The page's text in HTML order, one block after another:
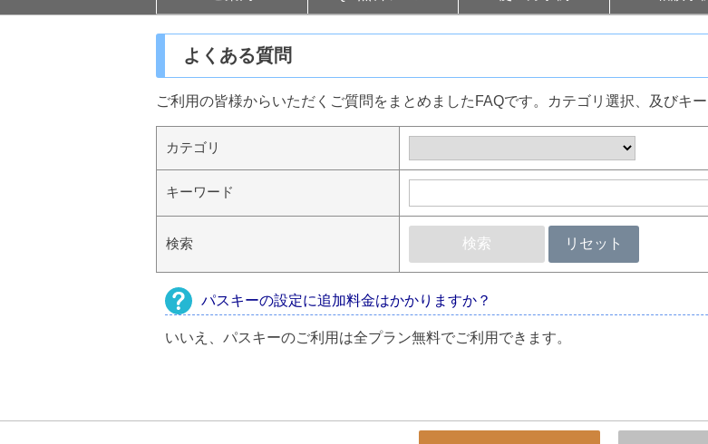
よくある質問
ご利用の皆様からいただくご質問をまとめましたFAQです。カテゴリ選択、及びキ
カテゴリ
キーワード
検索 検索 リセット
パスキーの設定に追加料金はかかりますか？
いいえ、パスキーのご利用は全プラン無料でご利用できます。